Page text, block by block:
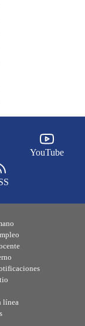
YouTube
línea